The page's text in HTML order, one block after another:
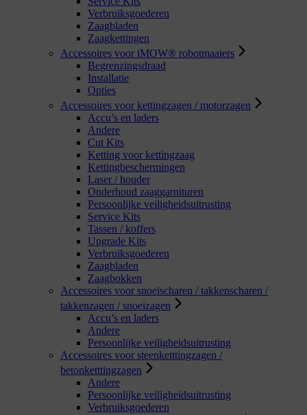
Verbruiksgoederen
Zaagbladen
Zaagkettingen
Accessoires voor iMOW® robotmaaiers
Begrenzingsdraad
Installatie
Opties
Accessoires voor kettingzagen / motorzagen
Accu’s en laders
Andere
Cut Kits
Ketting voor kettingzaag
Kettingbeschermingen
Laser / houder
Onderhoud zaaggarnituren
Persoonlijke veiligheidsuitrusting
Service Kits
Tassen / koffers
Upgrade Kits
Verbruiksgoederen
Zaagbladen
Zaagbokken
Accessoires voor snoeischaren / takkenscharen /
takkenzagen / snoeizagen
Accu’s en laders
Andere
Persoonlijke veiligheidsuitrusting
Accessoires voor steenketttingzagen /
betonketttingzagen
Andere
Persoonlijke veiligheidsuitrusting
Verbruiksgoederen